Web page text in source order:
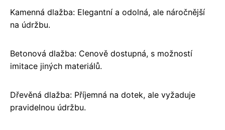
Kamenná dlažba: Elegantní a odolná, ale náročnější
na údržbu.
Betonová dlažba: Cenově dostupná, s možností
imitace jiných materiálů.
Dřevěná dlažba: Příjemná na dotek, ale vyžaduje
pravidelnou údržbu.